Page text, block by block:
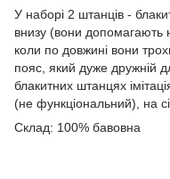
У наборі 2 штанців -
внизу (вони допомагають
коли по довжині вони
пояс, який дуже дружній
блакитних штанцях
(не функціональний), на
Склад: 100% бавовна